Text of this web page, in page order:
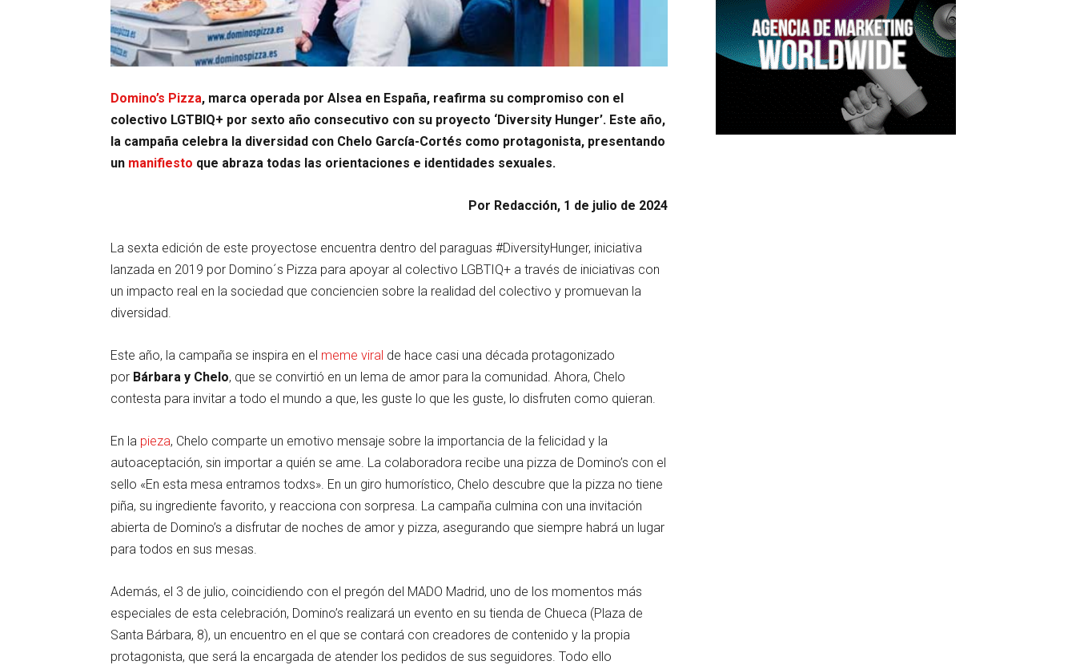
Domino’s Pizza, marca operada por Alsea en España, reafirma su compromiso con el
colectivo LGTBIQ+ por sexto año consecutivo con su proyecto ‘Diversity Hunger’. Este año,
la campaña celebra la diversidad con Chelo García-Cortés como protagonista, presentando
un manifiesto que abraza todas las orientaciones e identidades sexuales.
Por Redacción, 1 de julio de 2024
La sexta edición de este proyectose encuentra dentro del paraguas #DiversityHunger, iniciativa
lanzada en 2019 por Domino´s Pizza para apoyar al colectivo LGBTIQ+ a través de iniciativas con
un impacto real en la sociedad que conciencien sobre la realidad del colectivo y promuevan la
diversidad.
Este año, la campaña se inspira en el meme viral de hace casi una década protagonizado
por Bárbara y Chelo, que se convirtió en un lema de amor para la comunidad. Ahora, Chelo
contesta para invitar a todo el mundo a que, les guste lo que les guste, lo disfruten como quieran.
En la pieza, Chelo comparte un emotivo mensaje sobre la importancia de la felicidad y la
autoaceptación, sin importar a quién se ame. La colaboradora recibe una pizza de Domino’s con el
sello «En esta mesa entramos todxs». En un giro humorístico, Chelo descubre que la pizza no tiene
piña, su ingrediente favorito, y reacciona con sorpresa. La campaña culmina con una invitación
abierta de Domino’s a disfrutar de noches de amor y pizza, asegurando que siempre habrá un lugar
para todos en sus mesas.
Además, el 3 de julio, coincidiendo con el pregón del MADO Madrid, uno de los momentos más
especiales de esta celebración, Domino’s realizará un evento en su tienda de Chueca (Plaza de
Santa Bárbara, 8), un encuentro en el que se contará con creadores de contenido y la propia
protagonista, que será la encargada de atender los pedidos de sus seguidores. Todo ello